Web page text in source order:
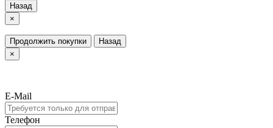
Назад
×
Продолжить покупки
Назад
×
E-Mail
Телефон